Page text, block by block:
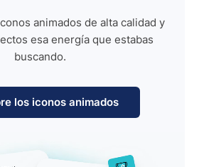
animados de alta calidad y
esa energía que estabas
buscando.
los iconos animados